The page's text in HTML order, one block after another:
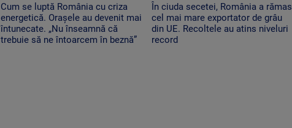
Cum se luptă România cu criza
energetică. Orașele au devenit mai
întunecate. „Nu înseamnă că
trebuie să ne întoarcem în beznă”
În ciuda secetei, România a rămas
cel mai mare exportator de grâu
din UE. Recoltele au atins niveluri
record